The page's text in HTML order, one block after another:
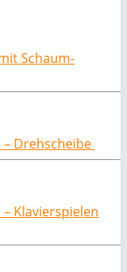
Schaum-
Drehscheibe
Klavierspielen